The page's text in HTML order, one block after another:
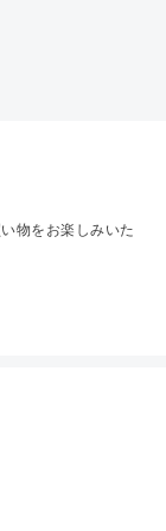
物をお楽しみいた